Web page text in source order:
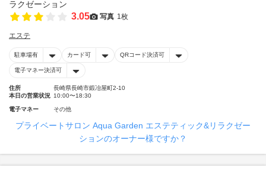
3.05 写真 1枚
エステ
駐車場有 カード可 QRコード決済可
電子マネー決済可
住所
長崎県長崎市鍛冶屋町2-10
本日の営業状況 10:00〜18:30
電子マネー その他
プライベートサロン Aqua Garden エステティック&リラクゼー
ションのオーナー様ですか？